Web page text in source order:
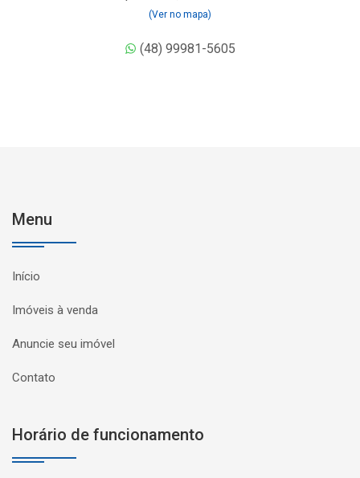
(Ver no mapa)
(48) 99981-5605
Menu
Início
Imóveis à venda
Anuncie seu imóvel
Contato
Horário de funcionamento